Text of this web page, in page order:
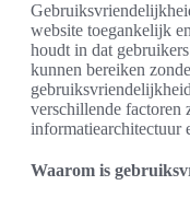
website toegankelijk
houdt in dat
kunnen bereiken
verschillende factoren
informatiearchitectuur
Waarom is